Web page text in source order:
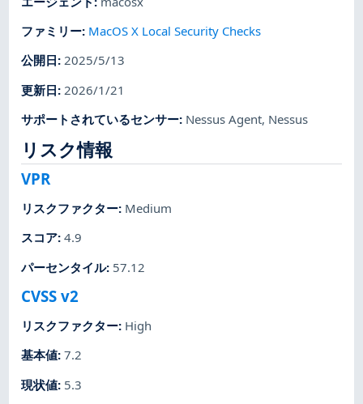
ファミリー: MacOS X Local Security Checks
公開日:2025/5/13
更新日: 2026/1/21
サポートされているセンサー: Nessus Agent, Nessus
リスク情報
VPR
リスクファクター: Medium
スコア:4.9
パーセンタイル: 57.12
CVSS v2
リスクファクター: High
基本値:7.2
現状値: 5.3